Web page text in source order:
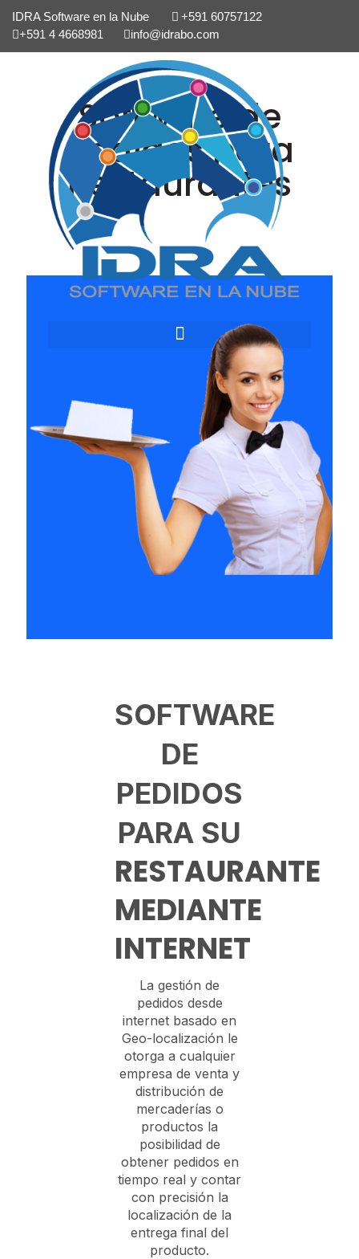
IDRA Software en la Nube
+591 60757122
+591 4 4668981
info@idrabo.com
Software de
pedidos para
Restaurantes
SOFTWARE
DE
PEDIDOS
PARA SU
RESTAURANTE
MEDIANTE
INTERNET
La gestión de
pedidos desde
internet basado en
Geo-localización le
otorga a cualquier
empresa de venta y
distribución de
mercaderías o
productos la
posibilidad de
obtener pedidos en
tiempo real y contar
con precisión la
localización de la
entrega final del
producto.